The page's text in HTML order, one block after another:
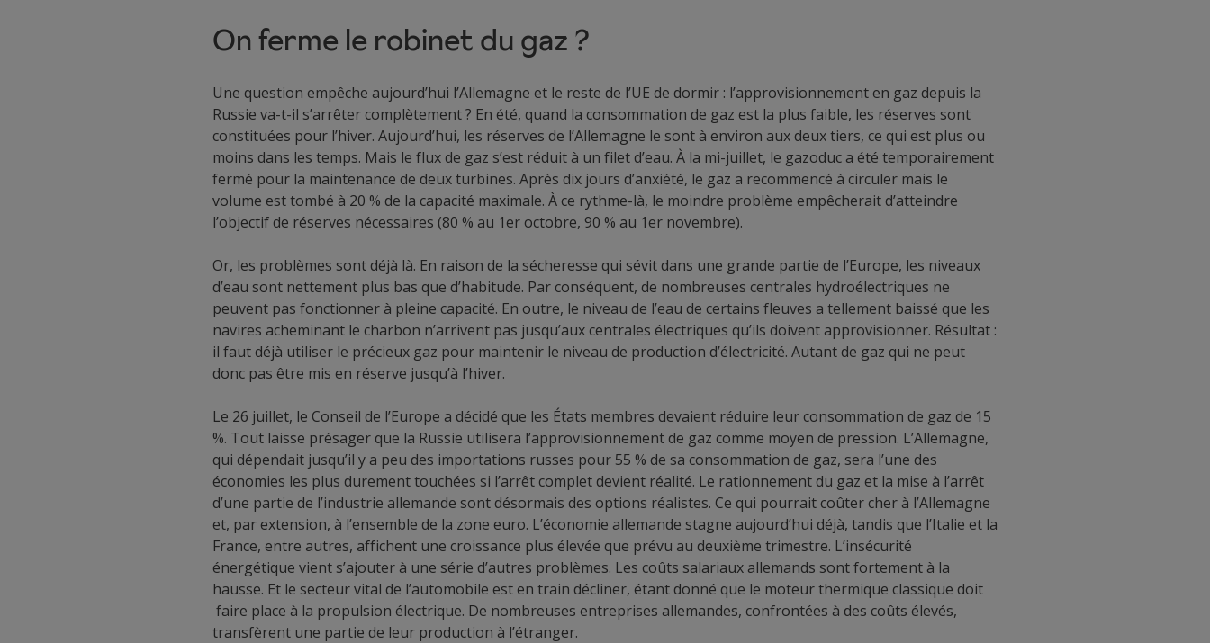
On ferme le robinet du gaz ?
Une question empêche aujourd’hui l’Allemagne et le reste de l’UE de dormir : l’approvisionnement en gaz depuis la
Russie va-t-il s’arrêter complètement ? En été, quand la consommation de gaz est la plus faible, les réserves sont
constituées pour l’hiver. Aujourd’hui, les réserves de l’Allemagne le sont à environ aux deux tiers, ce qui est plus ou
moins dans les temps. Mais le flux de gaz s’est réduit à un filet d’eau. À la mi-juillet, le gazoduc a été temporairement
fermé pour la maintenance de deux turbines. Après dix jours d’anxiété, le gaz a recommencé à circuler mais le
volume est tombé à 20 % de la capacité maximale. À ce rythme-là, le moindre problème empêcherait d’atteindre
l’objectif de réserves nécessaires (80 % au 1er octobre, 90 % au 1er novembre).
Or, les problèmes sont déjà là. En raison de la sécheresse qui sévit dans une grande partie de l’Europe, les niveaux
d’eau sont nettement plus bas que d’habitude. Par conséquent, de nombreuses centrales hydroélectriques ne
peuvent pas fonctionner à pleine capacité. En outre, le niveau de l’eau de certains fleuves a tellement baissé que les
navires acheminant le charbon n’arrivent pas jusqu’aux centrales électriques qu’ils doivent approvisionner. Résultat :
il faut déjà utiliser le précieux gaz pour maintenir le niveau de production d’électricité. Autant de gaz qui ne peut
donc pas être mis en réserve jusqu’à l’hiver.
Le 26 juillet, le Conseil de l’Europe a décidé que les États membres devaient réduire leur consommation de gaz de 15
%. Tout laisse présager que la Russie utilisera l’approvisionnement de gaz comme moyen de pression. L’Allemagne,
qui dépendait jusqu’il y a peu des importations russes pour 55 % de sa consommation de gaz, sera l’une des
économies les plus durement touchées si l’arrêt complet devient réalité. Le rationnement du gaz et la mise à l’arrêt
d’une partie de l’industrie allemande sont désormais des options réalistes. Ce qui pourrait coûter cher à l’Allemagne
et, par extension, à l’ensemble de la zone euro. L’économie allemande stagne aujourd’hui déjà, tandis que l’Italie et la
France, entre autres, affichent une croissance plus élevée que prévu au deuxième trimestre. L’insécurité
énergétique vient s’ajouter à une série d’autres problèmes. Les coûts salariaux allemands sont fortement à la
hausse. Et le secteur vital de l’automobile est en train décliner, étant donné que le moteur thermique classique doit
faire place à la propulsion électrique. De nombreuses entreprises allemandes, confrontées à des coûts élevés,
transfèrent une partie de leur production à l’étranger.